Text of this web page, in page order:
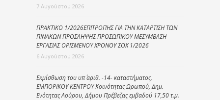
7 Αυγούστου 2026
ΠΡΑΚΤΙΚΟ 1/2026ΕΠΙΤΡΟΠΗΣ ΓΙΑ ΤΗΝ ΚΑΤΑΡΤΙΣΗ ΤΩΝ
ΠΙΝΑΚΩΝ ΠΡΟΣΛΗΨΗΣ ΠΡΟΣΩΠΙΚΟΥ ΜΕΣΥΜΒΑΣΗ
ΕΡΓΑΣΙΑΣ ΟΡΙΣΜΕΝΟΥ ΧΡΟΝΟΥ ΣΟΧ 1/2026
6 Αυγούστου 2026
Εκμίσθωση του υπ΄ αριθ. -14- καταστήματος,
ΕΜΠΟΡΙΚΟΥ ΚΕΝΤΡΟΥ Κοινότητας Ωρωπού, Δημ.
Ενότητας Λούρου, Δήμου Πρέβεζας εμβαδού 17,50 τ.μ.